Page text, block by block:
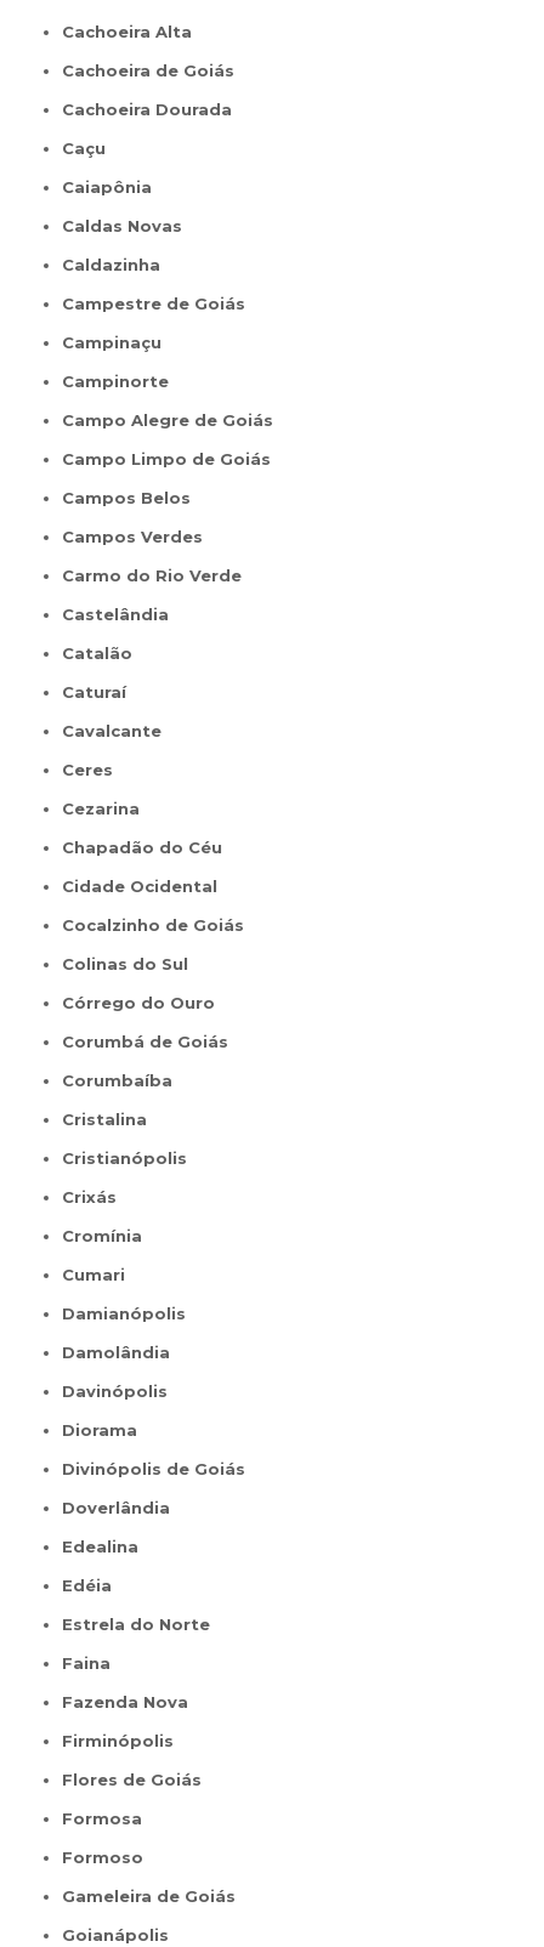
Cachoeira Alta
Cachoeira de Goiás
Cachoeira Dourada
Caçu
Caiapônia
Caldas Novas
Caldazinha
Campestre de Goiás
Campinaçu
Campinorte
Campo Alegre de Goiás
Campo Limpo de Goiás
Campos Belos
Campos Verdes
Carmo do Rio Verde
Castelândia
Catalão
Caturaí
Cavalcante
Ceres
Cezarina
Chapadão do Céu
Cidade Ocidental
Cocalzinho de Goiás
Colinas do Sul
Córrego do Ouro
Corumbá de Goiás
Corumbaíba
Cristalina
Cristianópolis
Crixás
Cromínia
Cumari
Damianópolis
Damolândia
Davinópolis
Diorama
Divinópolis de Goiás
Doverlândia
Edealina
Edéia
Estrela do Norte
Faina
Fazenda Nova
Firminópolis
Flores de Goiás
Formosa
Formoso
Gameleira de Goiás
Goianápolis